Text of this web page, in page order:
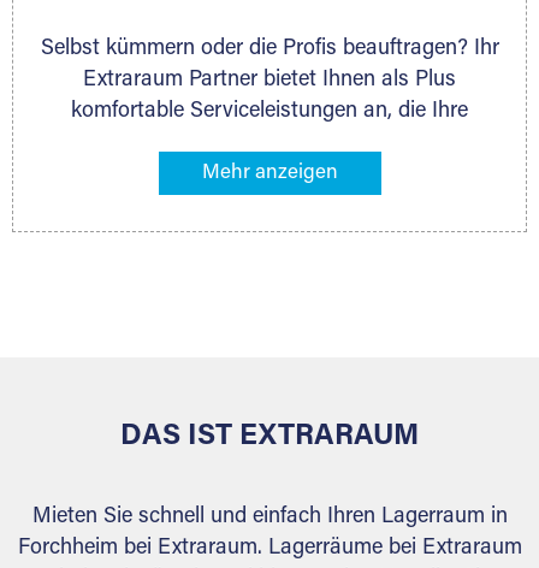
Selbst kümmern oder die Profis beauftragen? Ihr
Extraraum Partner bietet Ihnen als Plus
komfortable Serviceleistungen an, die Ihre
gehören z. B. Verpackungsservice, Lieferung von
Ihr Lagergut wird bei Ihrem Extraraum Partner
DAS IST EXTRARAUM
Mieten Sie schnell und einfach Ihren Lagerraum in
Forchheim bei Extraraum. Lagerräume bei Extraraum